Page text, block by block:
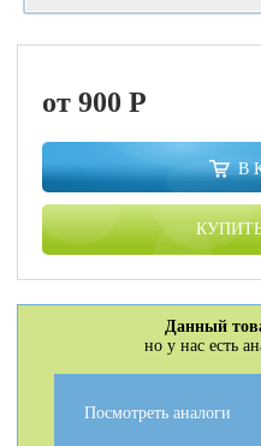
от 900P
В
Данный
но у нас есть
Посмотреть аналоги